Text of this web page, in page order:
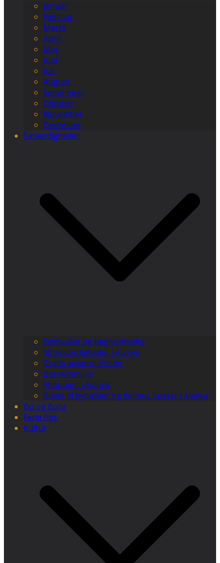
Januar
Februar
Marts
April
Maj
Juni
Juli
August
September
Oktober
November
December
Seværdigheder
Festivaller og begivenheder
30 seværdigheder i Alanya
Gratis seværdigheder
Børnefamilier
Shopping i Alanya
Guide til bybusser og dolmus busser i Alanya
Bo og Bolig
Ferie tips
Kultur